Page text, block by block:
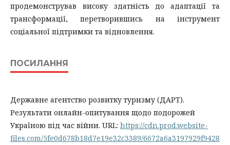
продемонстрував високу здатність до адаптації та
трансформації, перетворившись на інструмент
соціальної підтримки та відновлення.
ПОСИЛАННЯ
Державне агентство розвитку туризму (ДАРТ).
Результати онлайн-опитування щодо подорожей
Україною під час війни. URL: https://cdn.prod.website-
files.com/5fe0d678b18d7e19e32c3389/6672a6a3197929f9428